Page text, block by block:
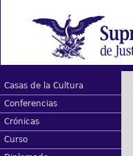
Casas de la Cultura
Conferencias
Crónicas
Curso